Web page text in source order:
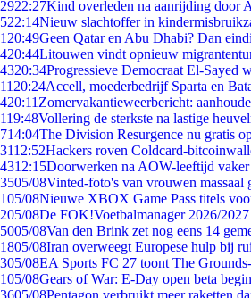
2922:27Kind overleden na aanrijding door
522:14Nieuw slachtoffer in
1 20:49Geen Qatar en Abu Dhabi? Dan
420:44Litouwen vindt opnieuw
4320:34Progressieve Democraat El-
11 20:24Accell, moederbedrijf Sparta en
420:11 Zomervakantieweerbericht:
119:48Vollering de sterkste na lastige
714:04The Division Resurgence nu gratis
3112:52Hackers roven Coldcard-
4312:15Doorwerken na AOW-leeftijd vaker
3505/08Vinted-foto's van vrouwen massaal
105/08Nieuwe XBOX Game Pass titels
205/08De FOK!Voetbalmanager 2026/2027
5005/08Van den Brink zet nog eens 14
1805/08Iran overweegt Europese hulp bij
305/08EA Sports FC 27 toont The
105/08Gears of War: E-Day open beta
3605/08Pentagon verbruikt meer raketten